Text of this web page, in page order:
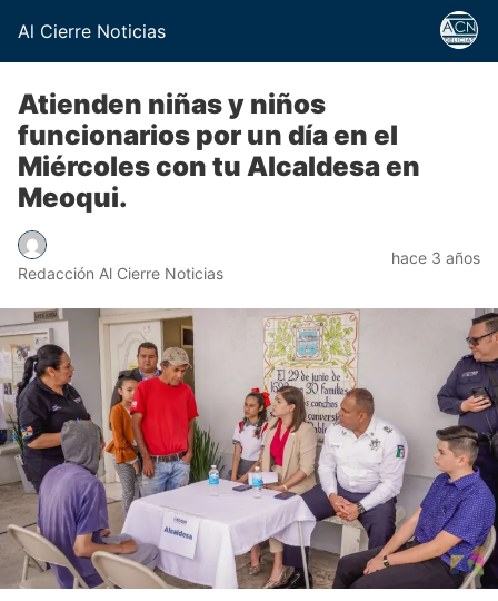
Al Cierre Noticias
Atienden niñas y niños
funcionarios por un día en el
Miércoles con tu Alcaldesa en
Meoqui.
Redacción Al Cierre Noticias
hace 3 años